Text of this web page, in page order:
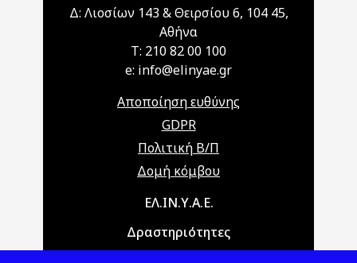
Δ: Λιοσίων 143 & Θειρσίου 6, 104 45,
Αθήνα
T: 210 82 00 100
e: info@elinyae.gr
Αποποίηση ευθύνης
GDPR
Πολιτική Β/Π
Δομή κόμβου
Main navigationΕΛ.ΙΝ.Υ.Α.Ε.
Δραστηριότητες